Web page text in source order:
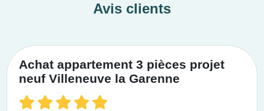
Avis clients
Achat appartement 3 pièces projet
neuf Villeneuve la Garenne